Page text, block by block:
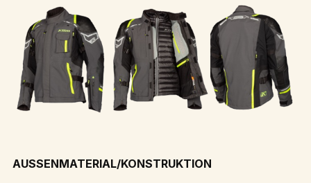
AUSSENMATERIAL/KONSTRUKTION